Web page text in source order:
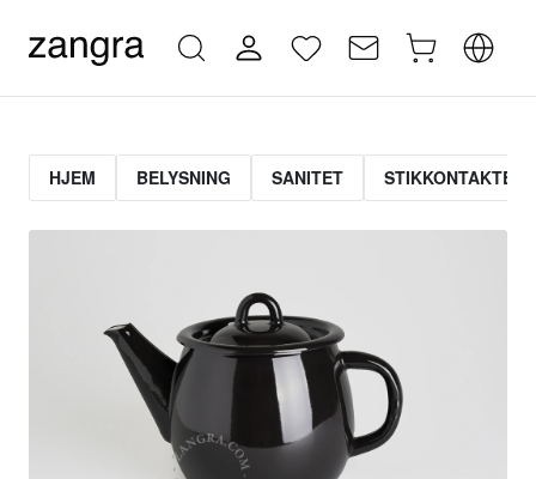
HJEM BELYSNING SANITET STIKKONTAKTER